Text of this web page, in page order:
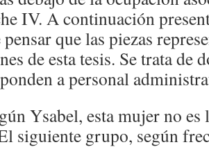
IV. A continuación
que las piezas
de esta tesis. Se trata de
a personal
Ysabel, esta mujer no
siguiente grupo, según